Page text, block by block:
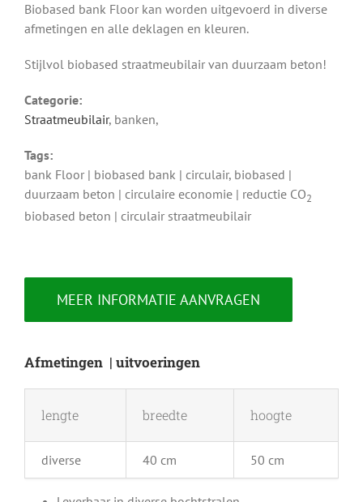
Biobased bank Floor kan worden uitgevoerd in diverse
afmetingen en alle deklagen en kleuren.
Stijlvol biobased straatmeubilair van duurzaam beton!
Categorie:
Straatmeubilair, banken,
Tags:
bank Floor | biobased bank | circulair, biobased |
duurzaam beton | circulaire economie | reductie CO2
biobased beton | circulair straatmeubilair
MEER INFORMATIE AANVRAGEN
Afmetingen | uitvoeringen
lengte breedte hoogte
diverse 40 cm 50 cm